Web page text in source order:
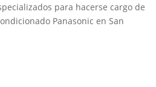
para hacerse cargo de
Panasonic en San